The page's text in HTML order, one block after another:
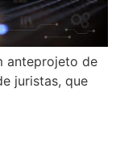
anteprojeto de
juristas, que